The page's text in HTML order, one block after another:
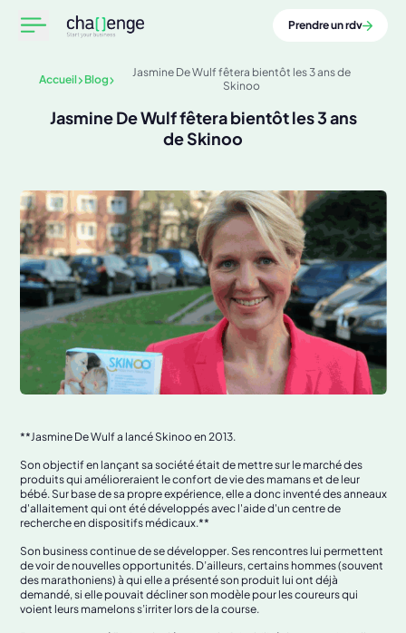
Prendre un rdv
Accueil Blog
Jasmine De Wulf fêtera bientôt les 3 ans de
Skinoo
Jasmine De Wulf fêtera bientôt les 3 ans
de Skinoo
**Jasmine De Wulf a lancé Skinoo en 2013.
Son objectif en lançant sa société était de mettre sur le marché des
produits qui amélioreraient le confort de vie des mamans et de leur
bébé. Sur base de sa propre expérience, elle a donc inventé des anneaux
d'allaitement qui ont été développés avec l'aide d'un centre de
recherche en dispositifs médicaux.**
Son business continue de se développer. Ses rencontres lui permettent
de voir de nouvelles opportunités. D’ailleurs, certains hommes (souvent
des marathoniens) à qui elle a présenté son produit lui ont déjà
demandé, si elle pouvait décliner son modèle pour les coureurs qui
voient leurs mamelons s’irriter lors de la course.